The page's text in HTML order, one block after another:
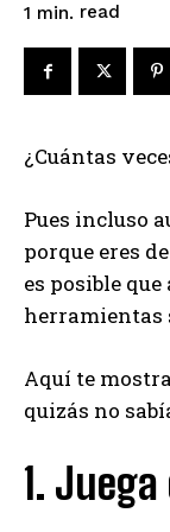
1 min. read
¿Cuántas
Pues incluso
porque eres
es posible
herramientas
Aquí te
quizás no
1.